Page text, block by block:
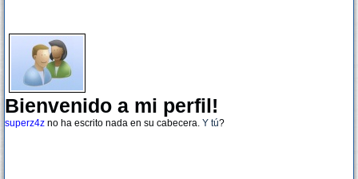
Bienvenido a mi perfil!
superz4z no ha escrito nada en su cabecera. Y tú?